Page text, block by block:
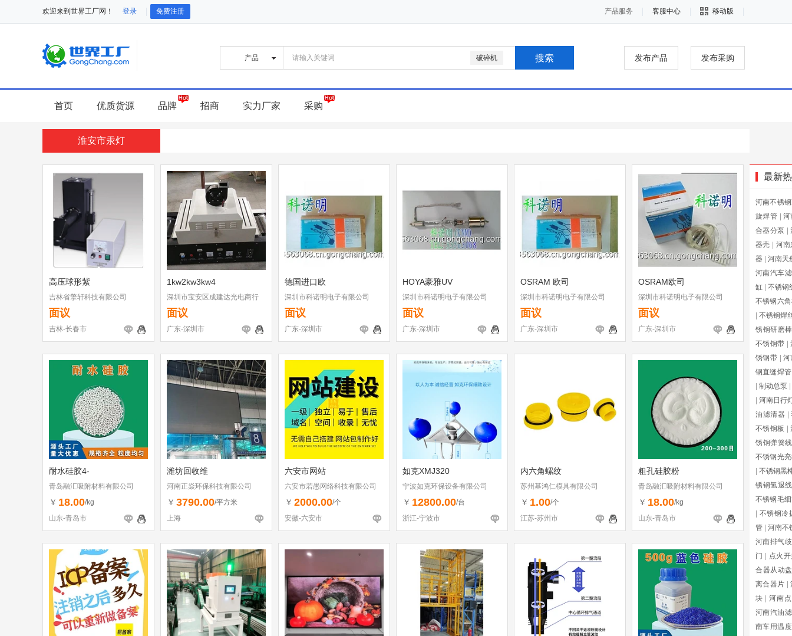
欢迎来到世界工厂网！ 登录 免费注册 产品服务 客服中心 移动版
破碎机 发布产品 发布采购
首页 优质货源 品牌 招商 实力厂家 采购
淮安市汞灯
高压球形紫
吉林省擎轩科技有限公司
面议
吉林-长春市
1kw2kw3kw4
深圳市宝安区成建达光电商行
面议
广东-深圳市
德国进口欧
深圳市科诺明电子有限公司
面议
广东-深圳市
HOYA豪雅UV
深圳市科诺明电子有限公司
面议
广东-深圳市
OSRAM 欧司
深圳市科诺明电子有限公司
面议
广东-深圳市
OSRAM欧司
深圳市科诺明电子有限公司
面议
广东-深圳市
耐水硅胶4-
青岛融汇吸附材料有限公司
￥ 18.00/kg
山东-青岛市
潍坊回收维
河南正焱环保科技有限公司
￥ 3790.00/平方米
上海
六安市网站
六安市若愚网络科技有限公司
￥ 2000.00/个
安徽-六安市
如克XMJ320
宁波如克环保设备有限公司
￥ 12800.00/台
浙江-宁波市
内六角螺纹
苏州基鸿仁模具有限公司
￥ 1.00/个
江苏-苏州市
粗孔硅胶粉
青岛融汇吸附材料有限公司
￥ 18.00/kg
山东-青岛市
最新
河南不锈
旋焊管
河
合器分泵
器壳
河南
器
河南天
河南汽车
缸
不锈钢
不锈钢六
不锈钢焊
锈钢研磨棒
不锈钢带
锈钢带
河
钢直缝焊管
制动总泵
河南日行
油滤清器
不锈钢板
锈钢弹簧线
不锈钢光
不锈钢黑
锈钢氢退线
不锈钢毛
不锈钢冷
管
河南不
河南排气
门
点火
合器从动盘
离合器片
块
河南
河南汽油
南车用温